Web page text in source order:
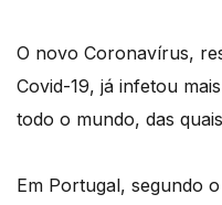
O novo Coronavírus,
Covid-19, já infetou
todo o mundo, das
Em Portugal, segundo